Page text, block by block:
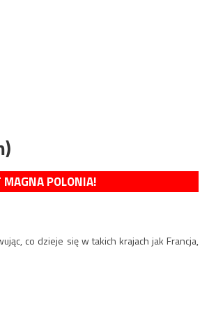
MAGNA POLONIA!
co dzieje się w takich krajach jak Francja,